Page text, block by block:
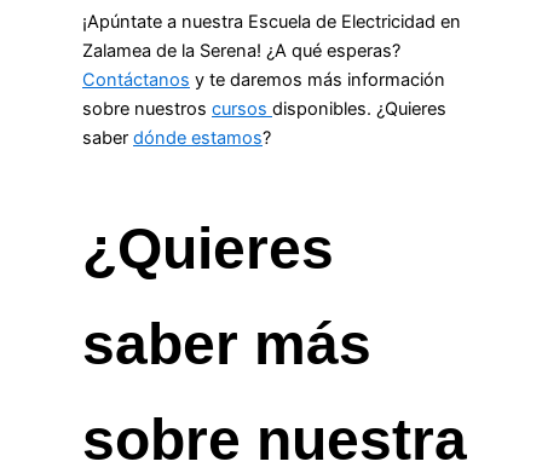
¡Apúntate a nuestra Escuela de Electricidad en
Zalamea de la Serena! ¿A qué esperas?
Contáctanos y te daremos más información
sobre nuestros cursos disponibles. ¿Quieres
saber dónde estamos?
¿Quieres
saber más
sobre nuestra